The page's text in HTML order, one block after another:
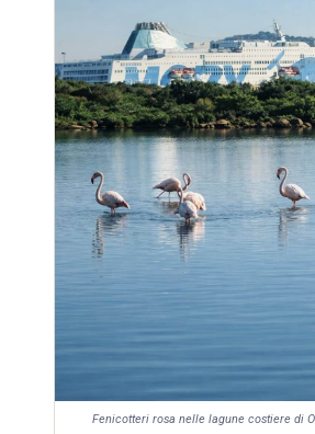
Fenicotteri rosa nelle lagune costiere di